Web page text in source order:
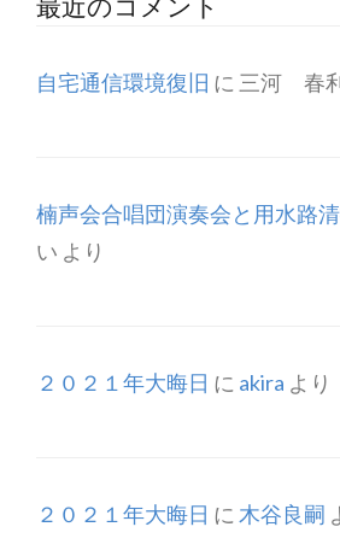
最近のコメント
自宅通信環境復旧 に 三河 春
楠声会合唱団演奏会と用水路
い より
２０２１年大晦日 に akira より
２０２１年大晦日 に 木谷良嗣